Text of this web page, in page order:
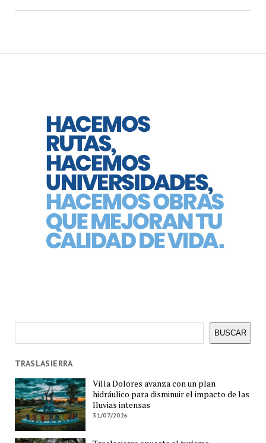
BUSCAR
TRASLASIERRA
Villa Dolores avanza con un plan
hidráulico para disminuir el impacto de las
lluvias intensas
31/07/2026